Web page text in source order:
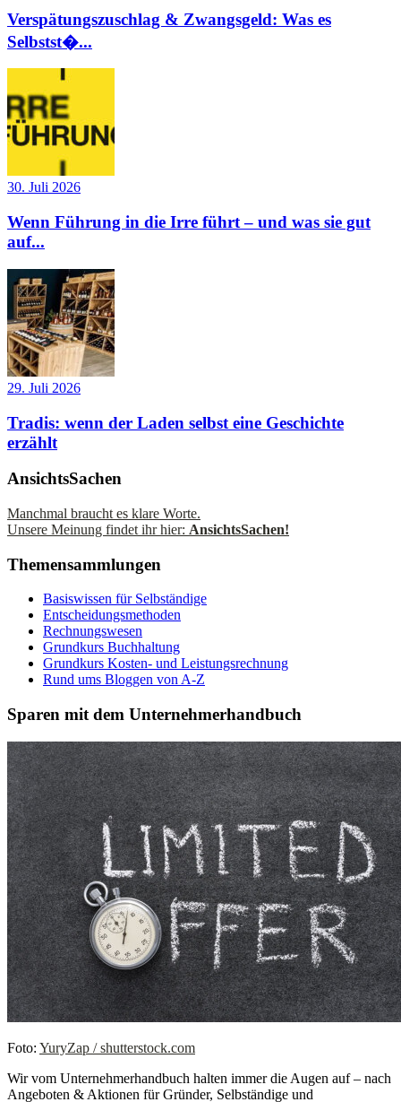
Verspätungszuschlag & Zwangsgeld: Was es
Selbstst�...
30. Juli 2026
Wenn Führung in die Irre führt – und was sie gut
auf...
29. Juli 2026
Tradis: wenn der Laden selbst eine Geschichte
erzählt
AnsichtsSachen
Manchmal braucht es klare Worte.
Unsere Meinung findet ihr hier: AnsichtsSachen!
Themensammlungen
Basiswissen für Selbständige
Entscheidungsmethoden
Rechnungswesen
Grundkurs Buchhaltung
Grundkurs Kosten- und Leistungsrechnung
Rund ums Bloggen von A-Z
Sparen mit dem Unternehmerhandbuch
Foto: YuryZap / shutterstock.com
Wir vom Unternehmerhandbuch halten immer die Augen auf – nach
Angeboten & Aktionen für Gründer, Selbständige und